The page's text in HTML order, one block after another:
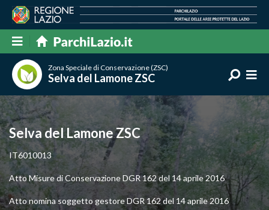
Zona Speciale di Conservazione (ZSC)
Selva del Lamone ZSC
Selva del Lamone ZSC
IT6010013
Atto Misure di Conservazione DGR 162 del 14 aprile 2016
Atto nomina soggetto gestore DGR 162 del 14 aprile 2016